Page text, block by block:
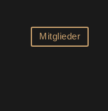
Mitglieder